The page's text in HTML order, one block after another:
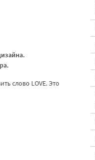
слово LOVE. Это